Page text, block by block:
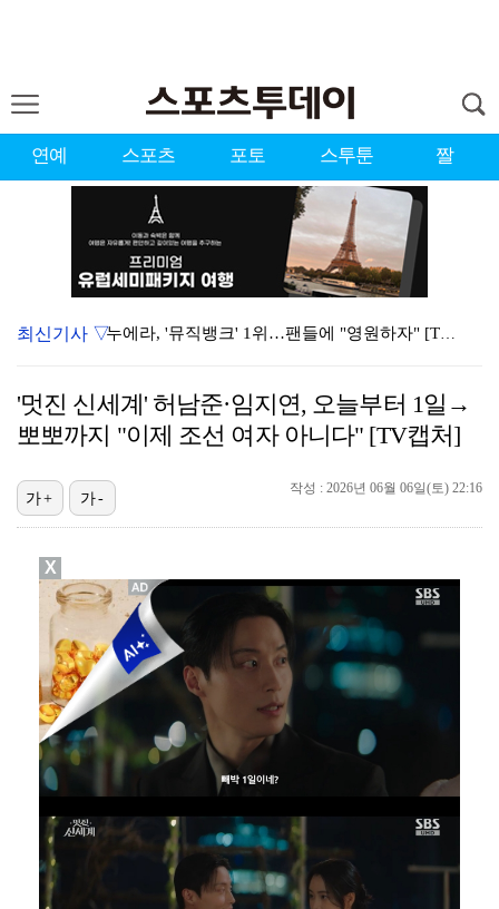
연예 스포츠 포토 스투툰 짤
누에라, '뮤직뱅크' 1위…팬들에 "영원하자" [TV캡…
서장훈 감독 "내 능력 부족" 자책하게 만든 펜타곤과의…
진세연, 전속계약 종료…FA 시장 나왔다 [공식]
'오징어 게임' 미국판 스핀오프, 제작 무산설 "넷플릭…
[ST포토] 정지효, 반가운 손인사
최신기사 ▽
'멋진 신세계' 허남준·임지연, 오늘부터 1일→
뽀뽀까지 "이제 조선 여자 아니다" [TV캡처]
작성 : 2026년 06월 06일(토) 22:16
가+ 가-
X